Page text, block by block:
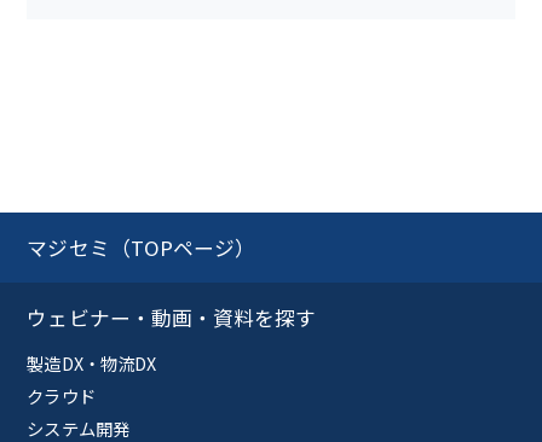
マジセミ（TOPページ）
ウェビナー・動画・資料を探す
製造DX・物流DX
クラウド
システム開発